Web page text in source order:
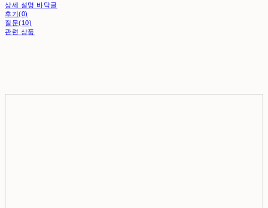
상세 설명 바닥글
후기(0)
질문(10)
관련 상품